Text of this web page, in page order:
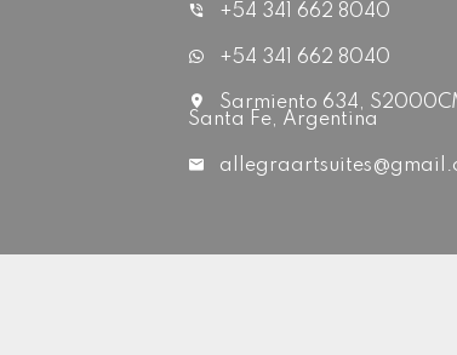
+54 341 662 8040
+54 341 662 8040
Sarmiento 634,
Santa Fe, Argentina